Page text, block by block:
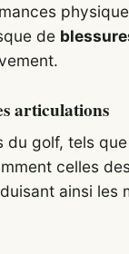
de
articulations
du golf, tels
celles des
ainsi